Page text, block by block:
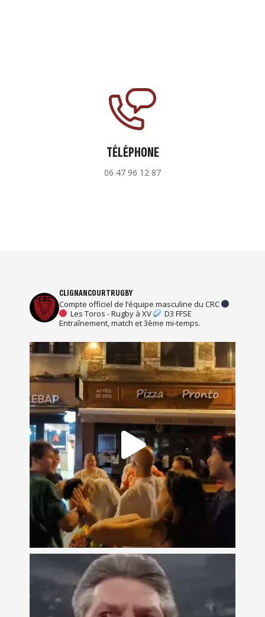
TÉLÉPHONE
06 47 96 12 87
CLIGNANCOURTRUGBY
Compte officiel de l’équipe masculine du CRC
Les Toros - Rugby à XV
D3 FFSE
Entraînement, match et 3ème mi-temps.